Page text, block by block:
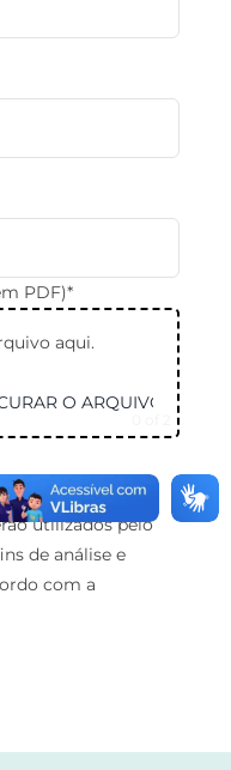
PDF)*
aqui.
O ARQUIVO
os dados
utilizados pelo
de análise e
com a